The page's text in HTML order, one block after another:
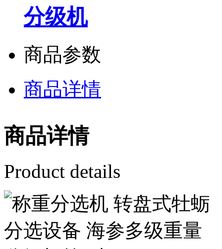
分级机
商品参数
商品详情
商品详情
Product details